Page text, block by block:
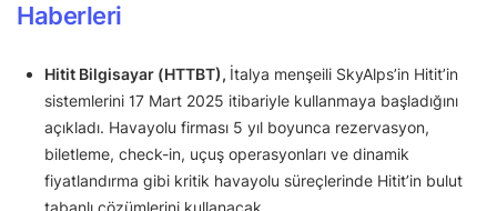
Haberleri
Hitit Bilgisayar (HTTBT), İtalya menşeili SkyAlps’in Hitit’in
sistemlerini 17 Mart 2025 itibariyle kullanmaya başladığını
açıkladı. Havayolu firması 5 yıl boyunca rezervasyon,
biletleme, check-in, uçuş operasyonları ve dinamik
fiyatlandırma gibi kritik havayolu süreçlerinde Hitit’in bulut
tabanlı çözümlerini kullanacak.